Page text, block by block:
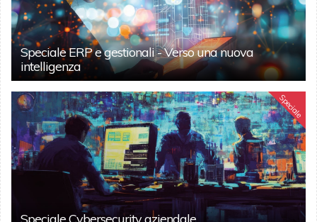
Speciale ERP e gestionali - Verso una nuova
intelligenza
Speciale